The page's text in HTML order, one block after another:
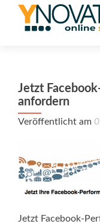
Jetzt
anfordern
Veröffentlicht am
Jetzt Facebook-